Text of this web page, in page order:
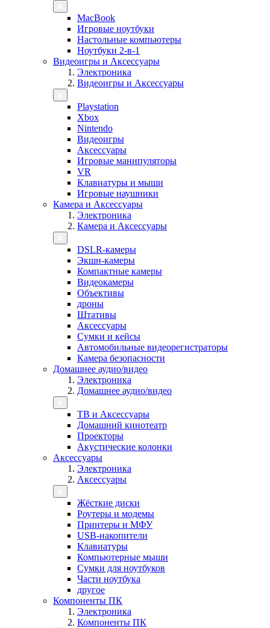
MacBook
Игровые ноутбуки
Настольные компьютеры
Ноутбуки 2-в-1
Видеоигры и Аксессуары
Электроника
Видеоигры и Аксессуары
Playstation
Xbox
Nintendo
Видеоигры
Аксессуары
Игровые манипуляторы
VR
Клавиатуры и мыши
Игровые наушники
Камера и Аксессуары
Электроника
Камера и Аксессуары
DSLR-камеры
Экшн-камеры
Компактные камеры
Видеокамеры
Объективы
дроны
Штативы
Аксессуары
Сумки и кейсы
Автомобильные видеорегистраторы
Камера безопасности
Домашнее аудио/видео
Электроника
Домашнее аудио/видео
ТВ и Аксессуары
Домашний кинотеатр
Проекторы
Акустические колонки
Аксессуары
Электроника
Аксессуары
Жёсткие диски
Роутеры и модемы
Принтеры и МФУ
USB-накопители
Клавиатуры
Компьютерные мыши
Сумки для ноутбуков
Части ноутбука
другое
Компоненты ПК
Электроника
Компоненты ПК